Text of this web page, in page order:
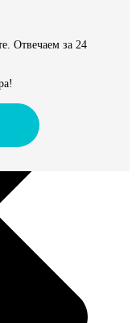
Отвечаем за 24